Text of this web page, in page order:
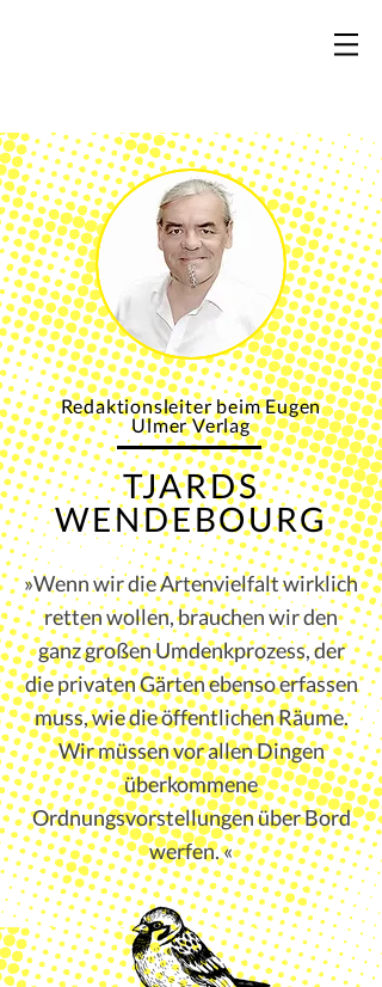
Redaktionsleiter beim Eugen
Ulmer Verlag
TJARDS
WENDEBOURG
»Wenn wir die Artenvielfalt wirklich
retten wollen, brauchen wir den
ganz großen Umdenkprozess, der
die privaten Gärten ebenso erfassen
muss, wie die öffentlichen Räume.
Wir müssen vor allen Dingen
überkommene
Ordnungsvorstellungen über Bord
werfen.«